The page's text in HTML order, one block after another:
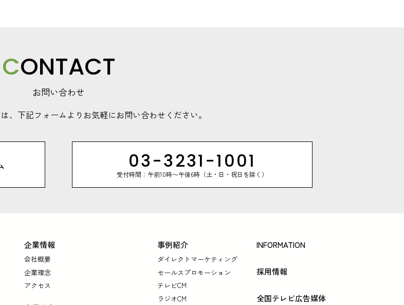
CONTACT
お問い合わせ
、 下記フォームよりお気軽にお問い合わせください。
03-3231-1001
受付時間：午前10時〜午後6時（土・日・祝日を除く）
企業情報
会社概要
企業理念
アクセス
事例紹介
ダイレクトマーケティング
セールスプロモーション
テレビCM
ラジオCM
INFORMATION
採用情報
全国テレビ広告媒体